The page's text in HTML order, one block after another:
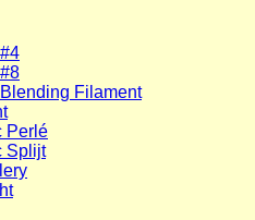
Filament
Perlé
Splijt